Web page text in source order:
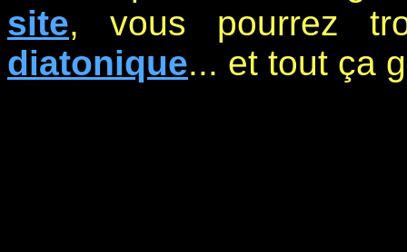
site, vous pourrez
diatonique... et tout ça